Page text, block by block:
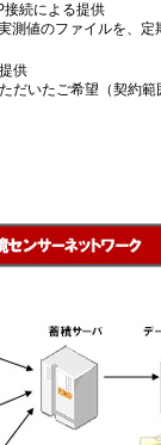
接続による提供
測値のファイルを、
供
だいたご希望（契約